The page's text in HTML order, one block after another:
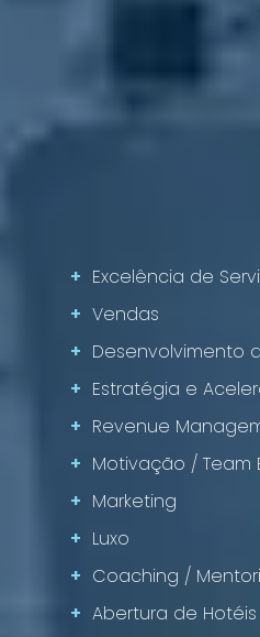
+ Excelência de
+ Vendas
+ Desenvolvimento
+ Estratégia e
+ Revenue
+ Motivação / Team
+ Marketing
+ Luxo
+ Coaching /
+ Abertura de Hotéis